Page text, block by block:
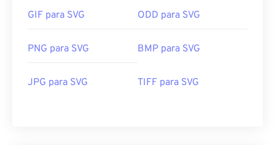
GIF para SVG ODD para SVG
PNG para SVG BMP para SVG
JPG para SVG TIFF para SVG